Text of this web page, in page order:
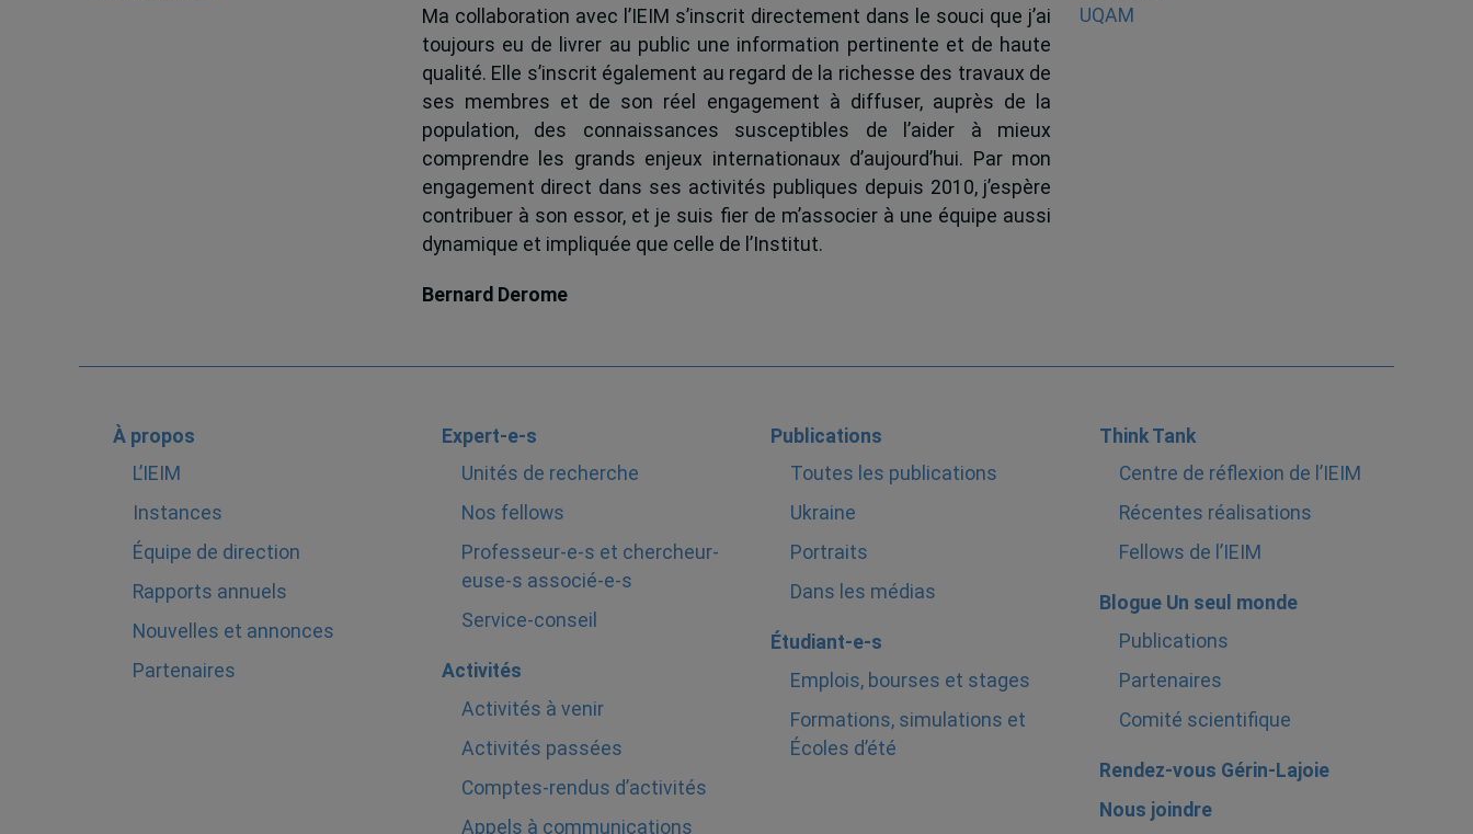
Ma collaboration avec l’IEIM s’inscrit directement dans le souci que j’ai
toujours eu de livrer au public une information pertinente et de haute
qualité. Elle s’inscrit également au regard de la richesse des travaux de
ses membres et de son réel engagement à diffuser, auprès de la
population, des connaissances susceptibles de l’aider à mieux
comprendre les grands enjeux internationaux d’aujourd’hui. Par mon
engagement direct dans ses activités publiques depuis 2010, j’espère
contribuer à son essor, et je suis fier de m’associer à une équipe aussi
dynamique et impliquée que celle de l’Institut.
Bernard Derome
À propos
L’IEIM
Instances
Équipe de direction
Rapports annuels
Nouvelles et annonces
Partenaires
Expert-e-s
Unités de recherche
Nos fellows
Professeur-e-s et chercheur-
euse-s associé-e-s
Service-conseil
Activités
Activités à venir
Activités passées
Comptes-rendus d’activités
Appels à communications
Publications
Toutes les publications
Ukraine
Portraits
Dans les médias
Étudiant-e-s
Emplois, bourses et stages
Formations, simulations et
Écoles d’été
Think Tank
Centre de réflexion de l’IEIM
Récentes réalisations
Fellows de l’IEIM
Blogue Un seul monde
Publications
Partenaires
Comité scientifique
Rendez-vous Gérin-Lajoie
Nous joindre